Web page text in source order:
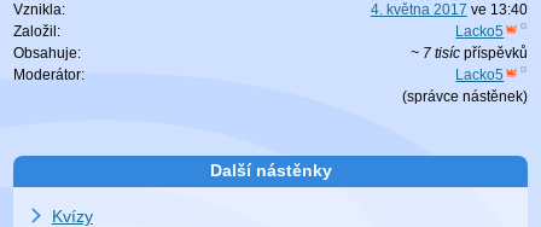
Vznikla: 4. května 2017 ve 13:40
Založil:
Lacko5
Obsahuje:
~ 7 tisícpříspěvků
Moderátor:
Lacko5
(správce nástěnek)
Další nástěnky
Kvízy